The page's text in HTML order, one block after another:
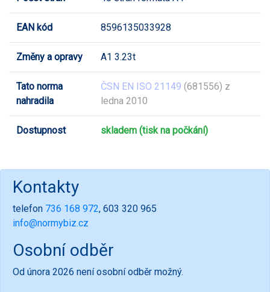
EAN kód 8596135033928
Změny a opravy A1 3.23t
Tato norma
nahradila
ČSN EN ISO 21149 (681556) z
ledna 2010
Dostupnost skladem (tisk na počkání)
Kontakty
telefon 736 168 972, 603 320 965
info@normybiz.cz
Osobní odběr
Od února 2026 není osobní odběr možný.